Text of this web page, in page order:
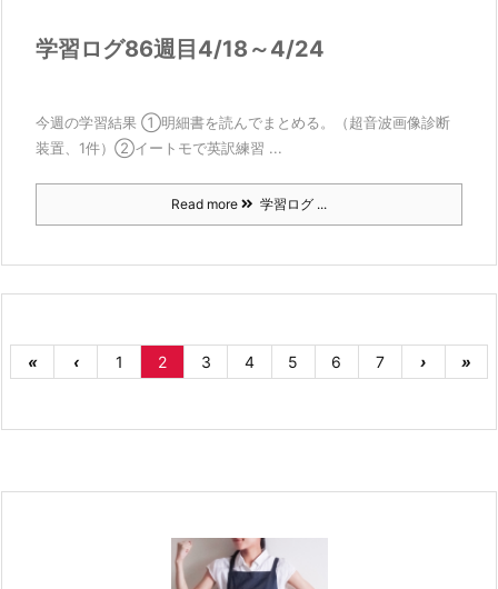
学習ログ86週目4/18～4/24
今週の学習結果 ①明細書を読んでまとめる。（超音波画像診断
装置、1件）②イートモで英訳練習 ...
Read more 学習ログ ...
« ‹ 1 2 3 4 5 6 7 › »